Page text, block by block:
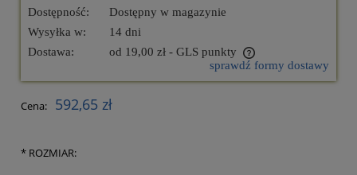
Dostępność:
Dostępny w magazynie
Wysyłka w:
14 dni
Dostawa:
od 19,00 zł - GLS punkty
Cena nie zawiera ewentualnych kosztów płatnościsprawdź formy dostawy
Cena: 592,65 zł
* ROZMIAR: